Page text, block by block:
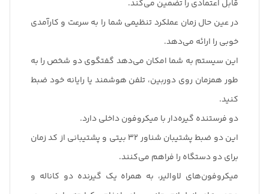
قابل اعتمادی را تضمین می‌کند.
در عین حال زمان عملکرد تنظیمی شما را به سرعت و کارآمدی
خوبی را ارائه می‌دهد.
این سیستم به شما امکان می‌دهد گفتگوی دو شخص را به
طور همزمان روی دوربین، تلفن هوشمند یا رایانه خود ضبط
کنید.
دو فرستنده گیره‌دار با میکروفون داخلی دارد.
این دو ضبط پشتیبان شناور 32 بیتی و پشتیبانی از کد زمان
برای دو دستگاه را فراهم می‌کنند.
میکروفون‌های لاوالیر، به همراه یک گیرنده دو کاناله و